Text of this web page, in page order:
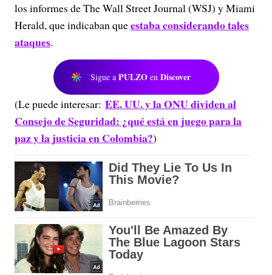
los informes de The Wall Street Journal (WSJ) y Miami
Herald, que indicaban queestaba considerando tales
ataques.
Sigue a PULZO en Discover
(Le puede interesar: EE. UU. y la ONU dividen al
Consejo de Seguridad: ¿qué está en juego para la
paz y la justicia en Colombia?)